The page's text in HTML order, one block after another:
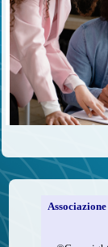
C'è un modo di
delle vittime della
loro familiari che
Compila la